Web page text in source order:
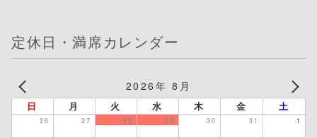
定休日・満席カレンダー
2026年 8月
日 月 火 水 木 金 土
26 27 28 29 30 31 1